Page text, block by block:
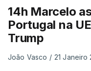
14h Marcelo
Portugal na
Trump
João Vasco / 21 Janeiro